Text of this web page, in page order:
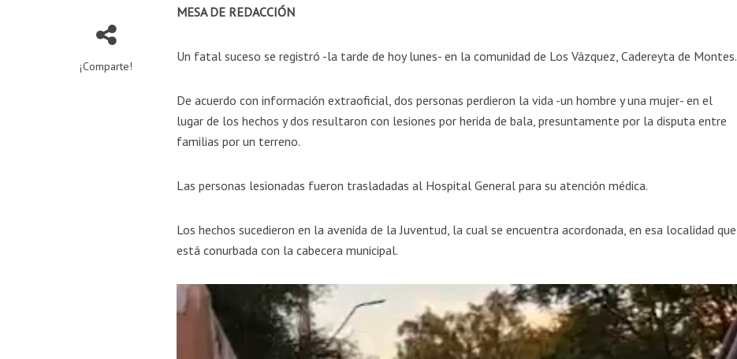
¡Comparte!
MESA DE REDACCIÓN
Un fatal suceso se registró -la tarde de hoy lunes- en la comunidad de Los Vázquez, Cadereyta de Montes.
De acuerdo con información extraoficial, dos personas perdieron la vida -un hombre y una mujer- en el
lugar de los hechos y dos resultaron con lesiones por herida de bala, presuntamente por la disputa entre
familias por un terreno.
Las personas lesionadas fueron trasladadas al Hospital General para su atención médica.
Los hechos sucedieron en la avenida de la Juventud, la cual se encuentra acordonada, en esa localidad que
está conurbada con la cabecera municipal.